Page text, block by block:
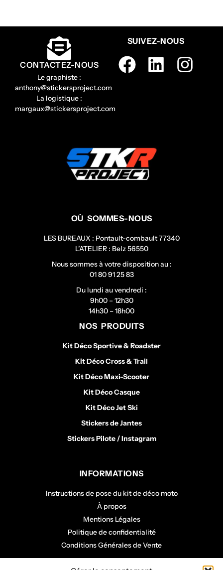
CONTACTEZ-NOUS
Le graphiste :
anthony@stickersproject.com
La logistique :
margaux@stickersproject.com
SUIVEZ-NOUS
OÙ SOMMES-NOUS
LES BUREAUX : Pontault-combault 77340
L’ATELIER : Belz 56550
Nous sommes à votre disposition au :
01 80 91 25 83
Du lundi au vendredi :
9h00 – 12h30
14h30 – 18h00
NOS PRODUITS
Kit Déco Sportive & Roadster
Kit Déco Cross & Trail
Kit Déco Maxi-Scooter
Kit Déco Casque
Kit Déco Jet Ski
Stickers de Jantes
Stickers Pilote / Instagram
INFORMATIONS
Instructions de pose du kit de déco moto
À propos
Mentions Légales
Politique de confidentialité
Conditions Générales de Vente